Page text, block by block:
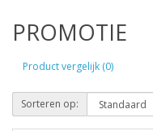
PROMOTIE
Product vergelijk (0)
Sorteren op: